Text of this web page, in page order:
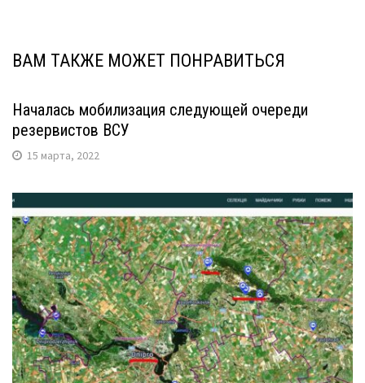
ВАМ ТАКЖЕ МОЖЕТ ПОНРАВИТЬСЯ
Началась мобилизация следующей очереди
резервистов ВСУ
15 марта, 2022